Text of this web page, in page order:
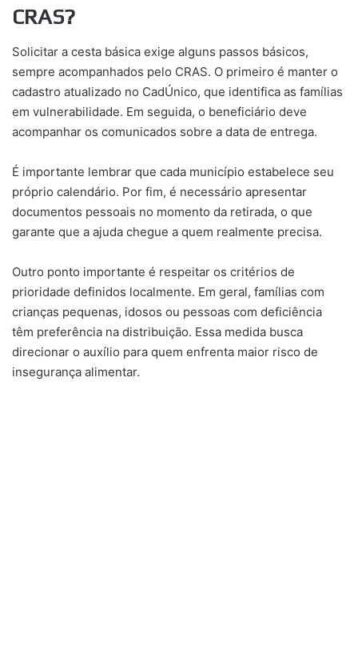
CRAS?
Solicitar a cesta básica exige alguns passos básicos,
sempre acompanhados pelo CRAS. O primeiro é manter o
cadastro atualizado no CadÚnico, que identifica as famílias
em vulnerabilidade. Em seguida, o beneficiário deve
acompanhar os comunicados sobre a data de entrega.
É importante lembrar que cada município estabelece seu
próprio calendário. Por fim, é necessário apresentar
documentos pessoais no momento da retirada, o que
garante que a ajuda chegue a quem realmente precisa.
Outro ponto importante é respeitar os critérios de
prioridade definidos localmente. Em geral, famílias com
crianças pequenas, idosos ou pessoas com deficiência
têm preferência na distribuição. Essa medida busca
direcionar o auxílio para quem enfrenta maior risco de
insegurança alimentar.